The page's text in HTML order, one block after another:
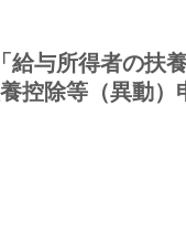
与所得者の扶
控除等（異動）